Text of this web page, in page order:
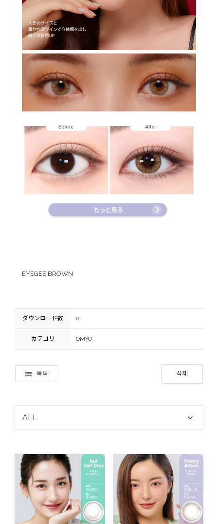
EYEGEE BROWN
ダウンロード数 0
カテゴリ OMYO
목록 삭제
ALL